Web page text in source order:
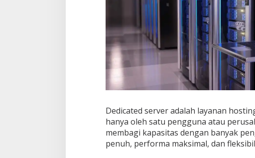
Dedicated server adalah layanan
hanya oleh satu pengguna atau
membagi kapasitas dengan banyak
penuh, performa maksimal, dan